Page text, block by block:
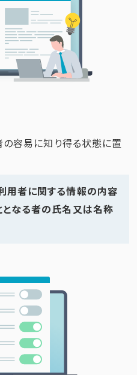
容易に知り得る状態に置
用者に関する情報の内容
となる者の氏名又は名称